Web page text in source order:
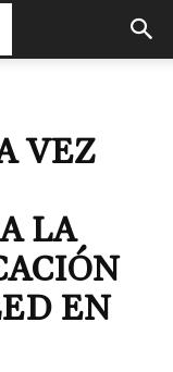
VEZ
LA
EN